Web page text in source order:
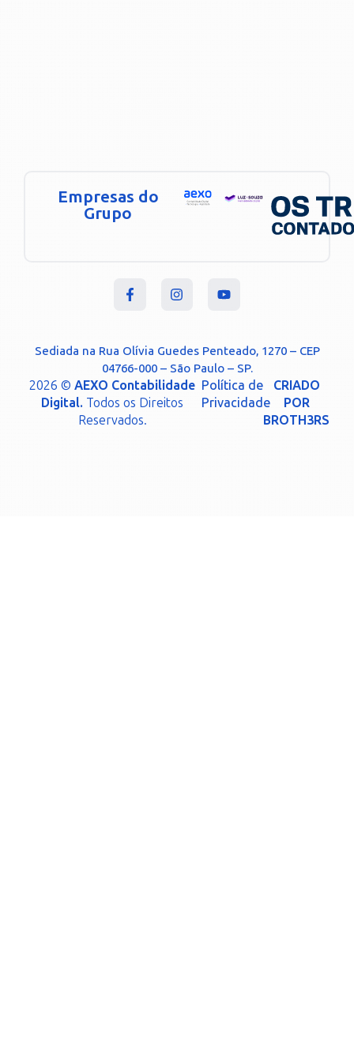
Empresas do
Grupo
Sediada na Rua Olívia Guedes Penteado, 1270 – CEP
04766-000 – São Paulo – SP.
2026 ©AEXO Contabilidade
Digital. Todos os Direitos
Reservados.
Política de
Privacidade
CRIADO
POR
BROTH3RS